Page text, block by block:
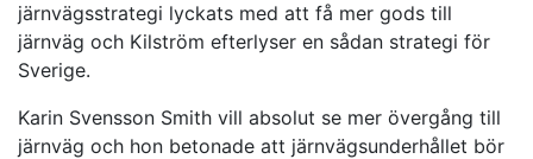
järnvägsstrategi lyckats med att få mer gods till
järnväg och Kilström efterlyser en sådan strategi för
Sverige.
Karin Svensson Smith vill absolut se mer övergång till
järnväg och hon betonade att järnvägsunderhållet bör